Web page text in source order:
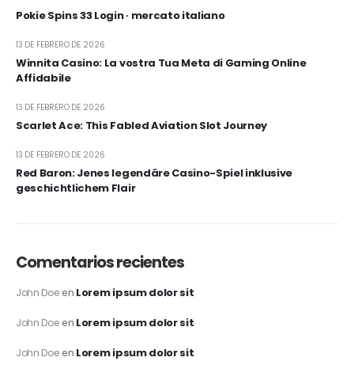
Pokie Spins 33 Login · mercato italiano
Winnita Casino: La vostra Tua Meta di Gaming Online
Affidabile
13 DE FEBRERO DE 2026
Scarlet Ace: This Fabled Aviation Slot Journey
13 DE FEBRERO DE 2026
Red Baron: Jenes legendäre Casino-Spiel inklusive
geschichtlichem Flair
13 DE FEBRERO DE 2026
Comentarios recientes
John Doe en Lorem ipsum dolor sit
John Doe en Lorem ipsum dolor sit
John Doe en Lorem ipsum dolor sit